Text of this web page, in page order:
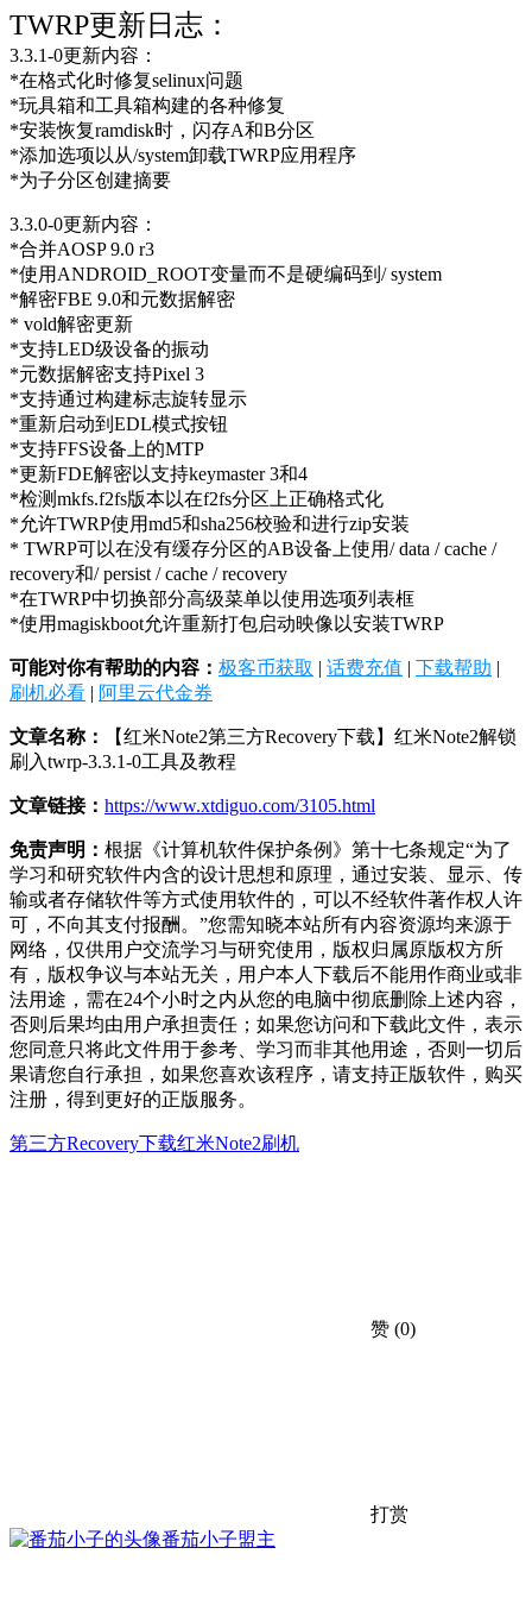
TWRP更新日志：
3.3.1-0更新内容：
*在格式化时修复selinux问题
*玩具箱和工具箱构建的各种修复
*安装恢复ramdisk时，闪存A和B分区
*添加选项以从/system卸载TWRP应用程序
*为子分区创建摘要
3.3.0-0更新内容：
*合并AOSP 9.0 r3
*使用ANDROID_ROOT变量而不是硬编码到/ system
*解密FBE 9.0和元数据解密
* vold解密更新
*支持LED级设备的振动
*元数据解密支持Pixel 3
*支持通过构建标志旋转显示
*重新启动到EDL模式按钮
*支持FFS设备上的MTP
*更新FDE解密以支持keymaster 3和4
*检测mkfs.f2fs版本以在f2fs分区上正确格式化
*允许TWRP使用md5和sha256校验和进行zip安装
* TWRP可以在没有缓存分区的AB设备上使用/ data / cache /
recovery和/ persist / cache / recovery
*在TWRP中切换部分高级菜单以使用选项列表框
*使用magiskboot允许重新打包启动映像以安装TWRP
可能对你有帮助的内容： 极客币获取 | 话费充值 | 下载帮助 |
刷机必看 | 阿里云代金券
文章名称：
【红米Note2第三方Recovery下载】红米Note2解锁
刷入twrp-3.3.1-0工具及教程
文章链接： https://www.xtdiguo.com/3105.html
免责声明： 根据《计算机软件保护条例》第十七条规定“为了
学习和研究软件内含的设计思想和原理，通过安装、显示、传
输或者存储软件等方式使用软件的，可以不经软件著作权人许
可，不向其支付报酬。”您需知晓本站所有内容资源均来源于
网络，仅供用户交流学习与研究使用，版权归属原版权方所
有，版权争议与本站无关，用户本人下载后不能用作商业或非
法用途，需在24个小时之内从您的电脑中彻底删除上述内容，
否则后果均由用户承担责任；如果您访问和下载此文件，表示
您同意只将此文件用于参考、学习而非其他用途，否则一切后
果请您自行承担，如果您喜欢该程序，请支持正版软件，购买
注册，得到更好的正版服务。
第三方Recovery下载红米Note2刷机
赞 (0)
打赏
番茄小子盟主